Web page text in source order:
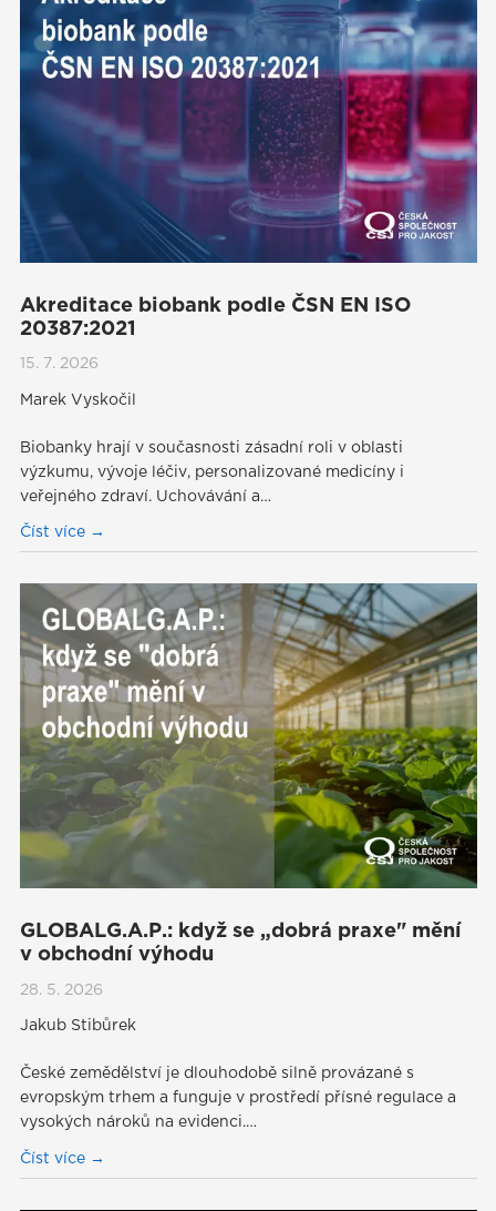
Akreditace biobank podle ČSN EN ISO
20387:2021
15. 7. 2026
Marek Vyskočil
Biobanky hrají v současnosti zásadní roli v oblasti
výzkumu, vývoje léčiv, personalizované medicíny i
veřejného zdraví. Uchovávání a…
Číst více
GLOBALG.A.P.: když se „dobrá praxe" mění
v obchodní výhodu
28. 5. 2026
Jakub Stibůrek
České zemědělství je dlouhodobě silně provázané s
evropským trhem a funguje v prostředí přísné regulace a
vysokých nároků na evidenci.…
Číst více